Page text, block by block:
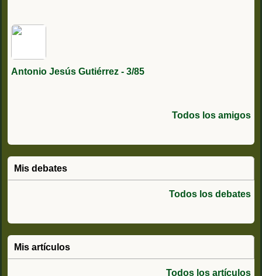
Antonio Jesús Gutiérrez - 3/85
Todos los amigos
Mis debates
Todos los debates
Mis artículos
Todos los artículos